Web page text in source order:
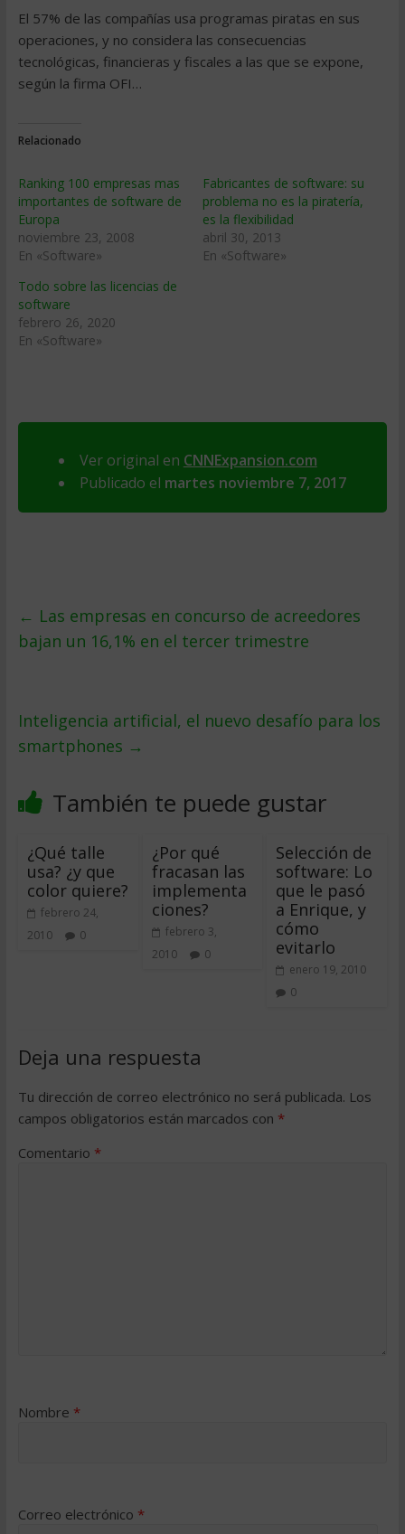
El 57% de las compañías usa programas piratas en sus
operaciones, y no considera las consecuencias
tecnológicas, financieras y fiscales a las que se expone,
según la firma OFI…
Relacionado
Ranking 100 empresas mas
importantes de software de
Europa
noviembre 23, 2008
En «Software»
Fabricantes de software: su
problema no es la piratería,
es la flexibilidad
abril 30, 2013
En «Software»
Todo sobre las licencias de
software
febrero 26, 2020
En «Software»
Ver original en CNNExpansion.com
Publicado el martes noviembre 7, 2017
← Las empresas en concurso de acreedores
bajan un 16,1% en el tercer trimestre
Inteligencia artificial, el nuevo desafío para los
smartphones →
También te puede gustar
¿Qué talle
usa? ¿y que
color quiere?
febrero 24,
2010
0
¿Por qué
fracasan las
implementa
ciones?
febrero 3,
2010
0
Selección de
software: Lo
que le pasó
a Enrique, y
cómo
evitarlo
enero 19, 2010
0
Deja una respuesta
Tu dirección de correo electrónico no será publicada. Los
campos obligatorios están marcados con *
Comentario *
Nombre *
Correo electrónico *